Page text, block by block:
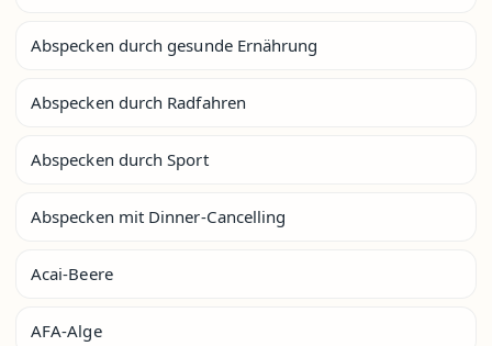
Abspecken durch gesunde Ernährung
Abspecken durch Radfahren
Abspecken durch Sport
Abspecken mit Dinner-Cancelling
Acai-Beere
AFA-Alge